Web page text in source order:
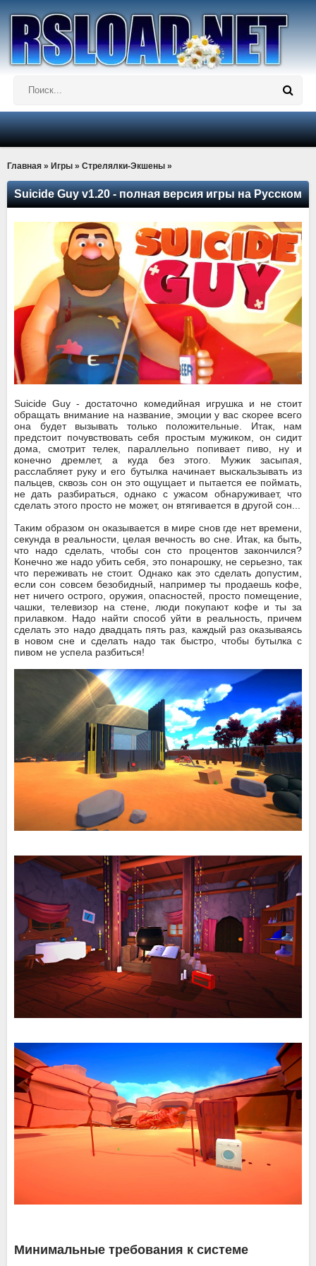
Главная » Игры » Стрелялки-Экшены »
Suicide Guy v1.20 - полная версия игры на Русском
Suicide Guy - достаточно комедийная игрушка и не стоит
обращать внимание на название, эмоции у вас скорее всего
она будет вызывать только положительные. Итак, нам
предстоит почувствовать себя простым мужиком, он сидит
дома, смотрит телек, параллельно попивает пиво, ну и
конечно дремлет, а куда без этого. Мужик засыпая,
расслабляет руку и его бутылка начинает выскальзывать из
пальцев, сквозь сон он это ощущает и пытается ее поймать,
не дать разбираться, однако с ужасом обнаруживает, что
сделать этого просто не может, он втягивается в другой сон...
Таким образом он оказывается в мире снов где нет времени,
секунда в реальности, целая вечность во сне. Итак, ка быть,
что надо сделать, чтобы сон сто процентов закончился?
Конечно же надо убить себя, это понарошку, не серьезно, так
что переживать не стоит. Однако как это сделать допустим,
если сон совсем безобидный, например ты продаешь кофе,
нет ничего острого, оружия, опасностей, просто помещение,
чашки, телевизор на стене, люди покупают кофе и ты за
прилавком. Надо найти способ уйти в реальность, причем
сделать это надо двадцать пять раз, каждый раз оказываясь
в новом сне и сделать надо так быстро, чтобы бутылка с
пивом не успела разбиться!
Минимальные требования к системе